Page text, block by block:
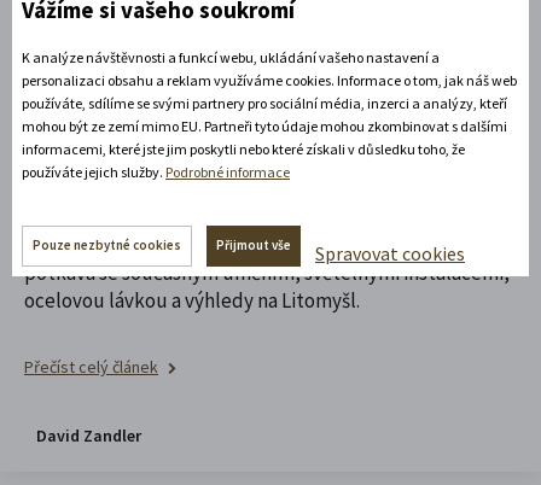
Život na návrší
Znovuzrozený chrám Nalezení sv.
Kříže
Přijďte objevit prostor, kde se barokní architektura
potkává se současným uměním, světelnými instalacemi,
ocelovou lávkou a výhledy na Litomyšl.
Přečíst celý článek
David Zandler
Vážíme si vašeho soukromí
K analýze návštěvnosti a funkcí webu, ukládání vašeho nastavení a
personalizaci obsahu a reklam využíváme cookies. Informace o tom, jak náš web
používáte, sdílíme se svými partnery pro sociální média, inzerci a analýzy, kteří
mohou být ze zemí mimo EU. Partneři tyto údaje mohou zkombinovat s dalšími
informacemi, které jste jim poskytli nebo které získali v důsledku toho, že
používáte jejich služby. Podrobné informace
Pouze nezbytné cookies Přijmout vše Spravovat cookies